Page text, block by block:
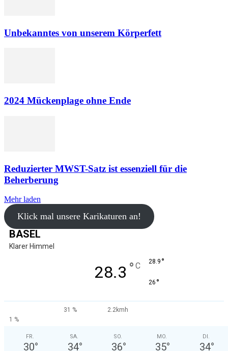
Unbekanntes von unserem Körperfett
2024 Mückenplage ohne Ende
Reduzierter MWST-Satz ist essenziell für die
Beherberung
Mehr laden
Klick mal unsere Karikaturen an!
BASEL
Klarer Himmel
28.3 ° C 28.9 °
26 °
31 %
2.2kmh
1 %
FR.
30°
SA.
34°
SO.
36°
MO.
35°
DI.
34°